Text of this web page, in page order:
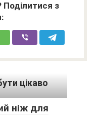
з
цікаво
ніж для